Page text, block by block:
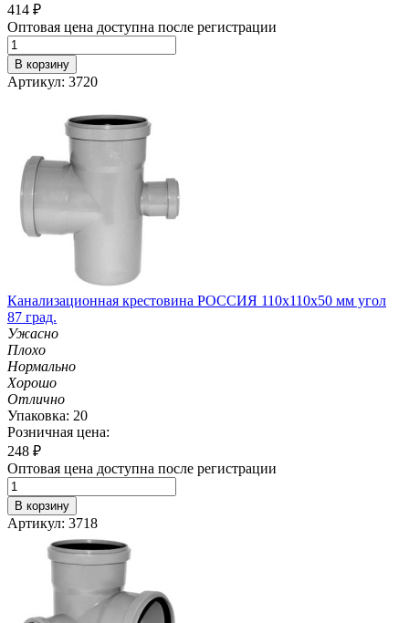
414 ₽
Оптовая цена доступна после регистрации
В корзину
Артикул: 3720
Канализационная крестовина РОССИЯ 110х110х50 мм угол
87 град.
Ужасно
Плохо
Нормально
Хорошо
Отлично
Упаковка: 20
Розничная цена:
248 ₽
Оптовая цена доступна после регистрации
В корзину
Артикул: 3718